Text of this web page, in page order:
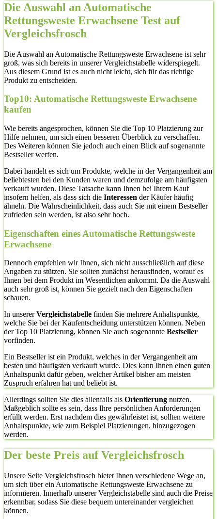
Die Auswahl an Automatische
Rettungsweste Erwachsene Test auf
Vergleichsfrosch
Die Auswahl an Automatische Rettungsweste Erwachsene ist sehr
groß, was sich bereits in unserer Vergleichstabelle widerspiegelt.
Aus diesem Grund ist es auch nicht leicht, sich für das richtige
Produkt zu entscheiden.
Top10: Automatische Rettungsweste Erwachsene
kaufen
Wie bereits angesprochen, können Sie die Top 10 Platzierung zur
Hilfe nehmen, um sich einen besseren Überblick zu verschaffen.
Des Weiteren können Sie jedoch auch einen Blick auf sogenannte
Bestseller werfen.
Dabei handelt es sich um Produkte, welche in der Vergangenheit am
beliebtesten bei den Kunden waren und demzufolge am häufigsten
verkauft wurden. Diese Tatsache kann Ihnen bei Ihrem Kauf
insofern helfen, als dass sich die Interessen der Käufer häufig
ähneln. Die Wahrscheinlichkeit, dass auch Sie mit einem Bestseller
zufrieden sein werden, ist also sehr hoch.
Eigenschaften eines Automatische Rettungsweste
Erwachsene
Dennoch empfehlen wir Ihnen, sich nicht ausschließlich auf diese
Angaben zu stützen. Sie sollten zunächst herausfinden, worauf es
Ihnen bei dem Produkt im Wesentlichen ankommt. Da die Auswahl
auch sehr groß ist, können Sie gezielt nach den Eigenschaften
schauen.
In unsererVergleichstabelle finden Sie mehrere Anhaltspunkte,
welche Sie bei der Kaufentscheidung unterstützen können. Neben
der Top 10 Platzierung, können Sie auch sogenannte Bestseller
vorfinden.
Ein Bestseller ist ein Produkt, welches in der Vergangenheit am
besten und häufigsten verkauft wurde. Dies kann Ihnen einen guten
Anhaltspunkt dafür geben, welcher Artikel bisher am meisten
Zuspruch erfahren hat und beliebt ist.
Allerdings sollten Sie dies allenfalls als Orientierung nutzen.
Maßgeblich sollte es sein, dass Ihre persönlichen Anforderungen
erfüllt werden. Erst nachdem dies gewährleistet ist, sollten weitere
Anhaltspunkte, wie zum Beispiel Platzierungen, hinzugezogen
werden.
Der beste Preis auf Vergleichsfrosch
Unsere Seite Vergleichsfrosch bietet Ihnen verschiedene Wege an,
um sich über ein Automatische Rettungsweste Erwachsene zu
informieren. Innerhalb unserer Vergleichstabelle sind auch die Preise
erkennbar, sodass Sie diese bequem untereinander vergleichen
können.